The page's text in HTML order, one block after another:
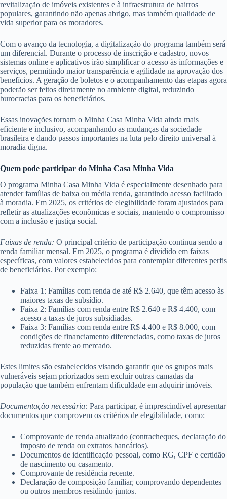
revitalização de imóveis existentes e à infraestrutura de bairros
populares, garantindo não apenas abrigo, mas também qualidade de
vida superior para os moradores.
Com o avanço da tecnologia, a digitalização do programa também será
um diferencial. Durante o processo de inscrição e cadastro, novos
sistemas online e aplicativos irão simplificar o acesso às informações e
serviços, permitindo maior transparência e agilidade na aprovação dos
benefícios. A geração de boletos e o acompanhamento das etapas agora
poderão ser feitos diretamente no ambiente digital, reduzindo
burocracias para os beneficiários.
Essas inovações tornam o Minha Casa Minha Vida ainda mais
eficiente e inclusivo, acompanhando as mudanças da sociedade
brasileira e dando passos importantes na luta pelo direito universal à
moradia digna.
Quem pode participar do Minha Casa Minha Vida
O programa Minha Casa Minha Vida é especialmente desenhado para
atender famílias de baixa ou média renda, garantindo acesso facilitado
à moradia. Em 2025, os critérios de elegibilidade foram ajustados para
refletir as atualizações econômicas e sociais, mantendo o compromisso
com a inclusão e justiça social.
Faixas de renda: O principal critério de participação continua sendo a
renda familiar mensal. Em 2025, o programa é dividido em faixas
específicas, com valores estabelecidos para contemplar diferentes perfis
de beneficiários. Por exemplo:
Faixa 1: Famílias com renda de até R$ 2.640, que têm acesso às
maiores taxas de subsídio.
Faixa 2: Famílias com renda entre R$ 2.640 e R$ 4.400, com
acesso a taxas de juros subsidiadas.
Faixa 3: Famílias com renda entre R$ 4.400 e R$ 8.000, com
condições de financiamento diferenciadas, como taxas de juros
reduzidas frente ao mercado.
Estes limites são estabelecidos visando garantir que os grupos mais
vulneráveis sejam priorizados sem excluir outras camadas da
população que também enfrentam dificuldade em adquirir imóveis.
Documentação necessária: Para participar, é imprescindível apresentar
documentos que comprovem os critérios de elegibilidade, como:
Comprovante de renda atualizado (contracheques, declaração do
imposto de renda ou extratos bancários).
Documentos de identificação pessoal, como RG, CPF e certidão
de nascimento ou casamento.
Comprovante de residência recente.
Declaração de composição familiar, comprovando dependentes
ou outros membros residindo juntos.